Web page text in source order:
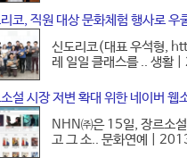
코, 직원 대상 문화체험 행사로 우
신도리코(대표 우석형,
레 일일 클래스를 .. 생
설 시장 저변 확대 위한 네이버 웹
NHN㈜은 15일, 장르소설
고 그 소.. 문화연예 |